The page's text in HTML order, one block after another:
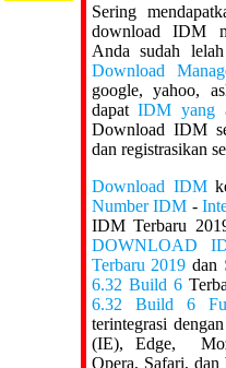
Sering
download IDM
Anda sudah
Download
google, yahoo,
dapatIDM yang
Download IDM
dan registrasikan
Download IDM
Number IDM -
IDM Terbaru
DOWNLOAD
Terbaru 2019 dan
6.32 Build 6
6.32 Build 6
terintegrasi
(IE), Edge,
Opera, Safari,